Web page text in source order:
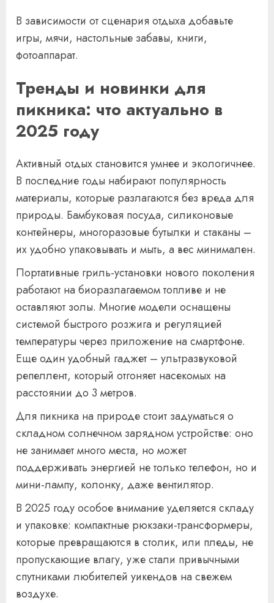
В зависимости от сценария отдыха добавьте
игры, мячи, настольные забавы, книги,
фотоаппарат.
Тренды и новинки для
пикника: что актуально в
2025 году
Активный отдых становится умнее и экологичнее.
В последние годы набирают популярность
материалы, которые разлагаются без вреда для
природы. Бамбуковая посуда, силиконовые
контейнеры, многоразовые бутылки и стаканы –
их удобно упаковывать и мыть, а вес минимален.
Портативные гриль-установки нового поколения
работают на биоразлагаемом топливе и не
оставляют золы. Многие модели оснащены
системой быстрого розжига и регуляцией
температуры через приложение на смартфоне.
Еще один удобный гаджет – ультразвуковой
репеллент, который отгоняет насекомых на
расстоянии до 3 метров.
Для пикника на природе стоит задуматься о
складном солнечном зарядном устройстве: оно
не занимает много места, но может
поддерживать энергией не только телефон, но и
мини-лампу, колонку, даже вентилятор.
В 2025 году особое внимание уделяется складу
и упаковке: компактные рюкзаки-трансформеры,
которые превращаются в столик, или пледы, не
пропускающие влагу, уже стали привычными
спутниками любителей уикендов на свежем
воздухе.